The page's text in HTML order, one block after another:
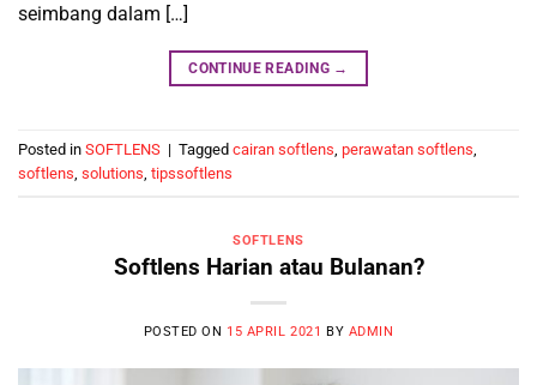
seimbang dalam […]
CONTINUE READING →
Posted in SOFTLENS | Tagged cairan softlens perawatan softlens
softlens solutions tipssoftlens
SOFTLENS
Softlens Harian atau Bulanan?
POSTED ON 15 APRIL 2021 BY ADMIN